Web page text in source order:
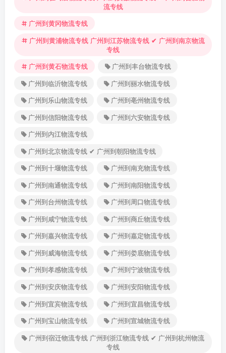
流专线
广州到黄冈物流专线
广州到黄浦物流专线 广州到江苏物流专线 ✔ 广州到南京物流
专线
广州到黄石物流专线
广州到丰台物流专线
广州到临沂物流专线
广州到丽水物流专线
广州到乐山物流专线
广州到亳州物流专线
广州到信阳物流专线
广州到六安物流专线
广州到内江物流专线
广州到北京物流专线 ✔ 广州到朝阳物流专线
广州到十堰物流专线
广州到南充物流专线
广州到南通物流专线
广州到南阳物流专线
广州到台州物流专线
广州到周口物流专线
广州到咸宁物流专线
广州到商丘物流专线
广州到嘉兴物流专线
广州到嘉定物流专线
广州到威海物流专线
广州到娄底物流专线
广州到孝感物流专线
广州到宁波物流专线
广州到安庆物流专线
广州到安阳物流专线
广州到宜宾物流专线
广州到宜昌物流专线
广州到宝山物流专线
广州到宣城物流专线
广州到宿迁物流专线 广州到浙江物流专线 ✔ 广州到杭州物流
专线